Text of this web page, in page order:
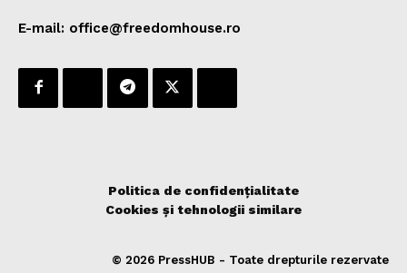
E-mail: office@freedomhouse.ro
Politica de confidențialitate
Cookies și tehnologii similare
© 2026 PressHUB - Toate drepturile rezervate